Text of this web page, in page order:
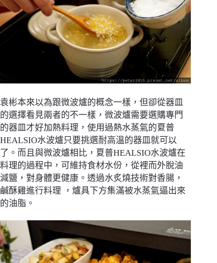
袁彬本來以為跟微波爐的概念一樣，但卻從器皿
的選擇看見兩者的不一樣，微波爐需要選購專門
的器皿才好加熱料理，使用過熱水蒸氣的夏普
HEALSIO水波爐只要挑選耐高溫的器皿就可以
了。而且與微波爐相比，夏普HEALSIO水波爐在
料理的過程中，可維持食材水份，從裡而外脫油
減鹽，對身體更健康。透過水炙燒技術對香腸，
鹹酥雞進行料理 ，爐具下方集滿被水蒸氣逼出來
的油脂。